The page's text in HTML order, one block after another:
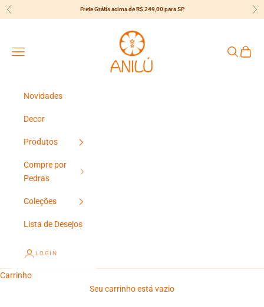
Pular para o conteúdo
Anterior Frete Grátis acima de R$ 249,00 para SP
Anilú
Menu
Pesquisar
Novidades
Decor
Produtos
Compre por
Pedras
Coleções
Lista de Desejos
LOGIN
Carrinho
Seu carrinho está vazio
{{currency}}{{discount}} undefined
View Cart